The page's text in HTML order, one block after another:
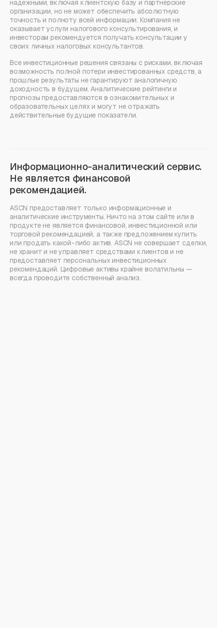
надежными, включая клиентскую базу и партнерские
организации, но не может обеспечить абсолютную
точность и полноту всей информации. Компания не
оказывает услуги налогового консультирования, и
инвесторам рекомендуется получать консультации у
своих личных налоговых консультантов.
Все инвестиционные решения связаны с рисками, включая
возможность полной потери инвестированных средств, а
прошлые результаты не гарантируют аналогичную
доходность в будущем. Аналитические рейтинги и
прогнозы предоставляются в ознакомительных и
образовательных целях и могут не отражать
действительные будущие показатели.
Информационно-аналитический сервис.
Не является финансовой
рекомендацией.
ASCN предоставляет только информационные и
аналитические инструменты. Ничто на этом сайте или в
продукте не является финансовой, инвестиционной или
торговой рекомендацией, а также предложением купить
или продать какой-либо актив. ASCN не совершает сделки,
не хранит и не управляет средствами клиентов и не
предоставляет персональных инвестиционных
рекомендаций. Цифровые активы крайне волатильны —
всегда проводите собственный анализ.